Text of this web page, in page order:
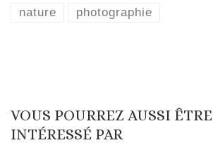
nature photographie
VOUS POURREZ AUSSI ÊTRE
INTÉRESSÉ PAR